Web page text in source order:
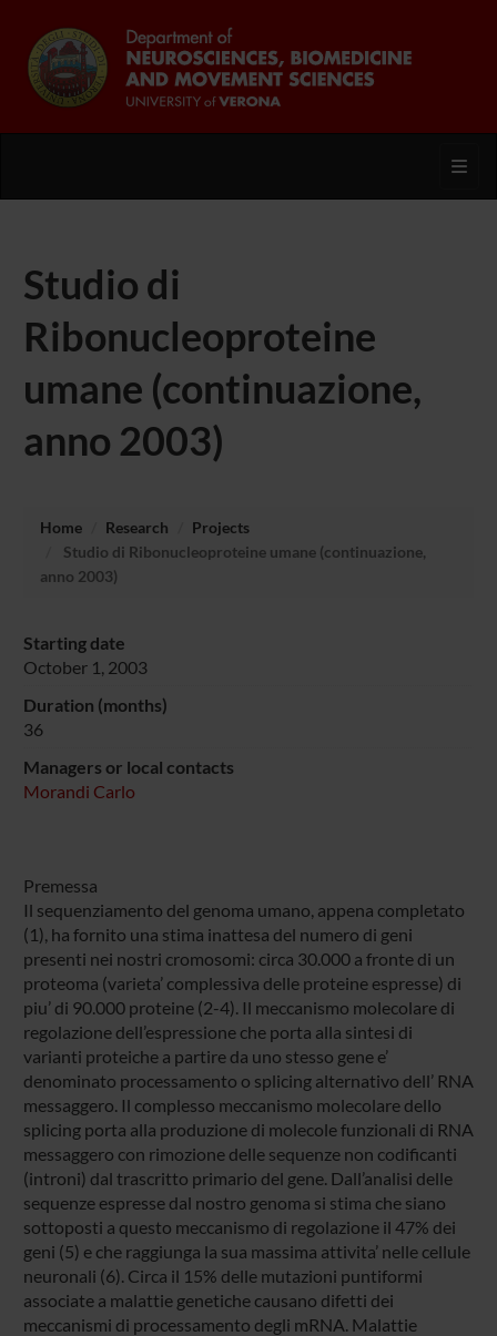
Studio di
Ribonucleoproteine
umane (continuazione,
anno 2003)
Home Research
Projects
Studio di Ribonucleoproteine umane (continuazione,
anno 2003)
Starting date
October 1, 2003
Duration (months)
36
Managers or local contacts
Morandi Carlo
Premessa
Il sequenziamento del genoma umano, appena completato
(1), ha fornito una stima inattesa del numero di geni
presenti nei nostri cromosomi: circa 30.000 a fronte di un
proteoma (varieta’ complessiva delle proteine espresse) di
piu’ di 90.000 proteine (2-4). Il meccanismo molecolare di
regolazione dell’espressione che porta alla sintesi di
varianti proteiche a partire da uno stesso gene e’
denominato processamento o splicing alternativo dell’ RNA
messaggero. Il complesso meccanismo molecolare dello
splicing porta alla produzione di molecole funzionali di RNA
messaggero con rimozione delle sequenze non codificanti
(introni) dal trascritto primario del gene. Dall’analisi delle
sequenze espresse dal nostro genoma si stima che siano
sottoposti a questo meccanismo di regolazione il 47% dei
geni (5) e che raggiunga la sua massima attivita’ nelle cellule
neuronali (6). Circa il 15% delle mutazioni puntiformi
associate a malattie genetiche causano difetti dei
meccanismi di processamento degli mRNA. Malattie